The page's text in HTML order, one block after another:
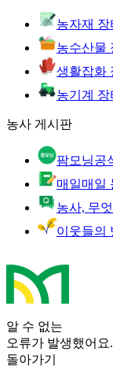
농자재 장
농수산물
생활잡화
농기계 장
농사 게시판
팜모닝공
매일매일
농사, 무
이웃들의
알 수 없는
오류가 발생했어요.
돌아가기